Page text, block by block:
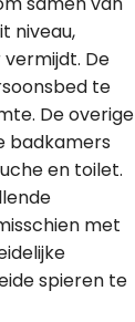
niveau,
De
te
De overige
badkamers
en toilet.
met
spieren te